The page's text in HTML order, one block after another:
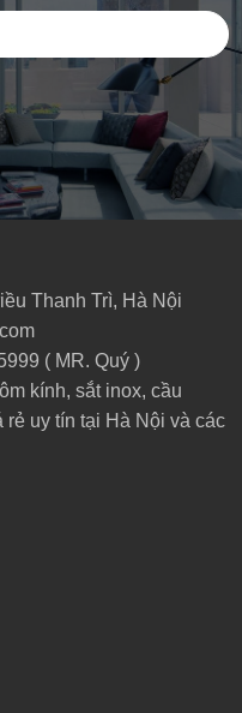
Thanh Trì, Hà Nội
( MR. Quý )
kính, sắt inox, cầu
uy tín tại Hà Nội và các